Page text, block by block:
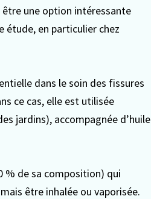
une option intéressante
étude, en particulier chez
dans le soin des fissures
ce cas, elle est utilisée
jardins), accompagnée d’huile
% de sa composition) qui
être inhalée ou vaporisée.